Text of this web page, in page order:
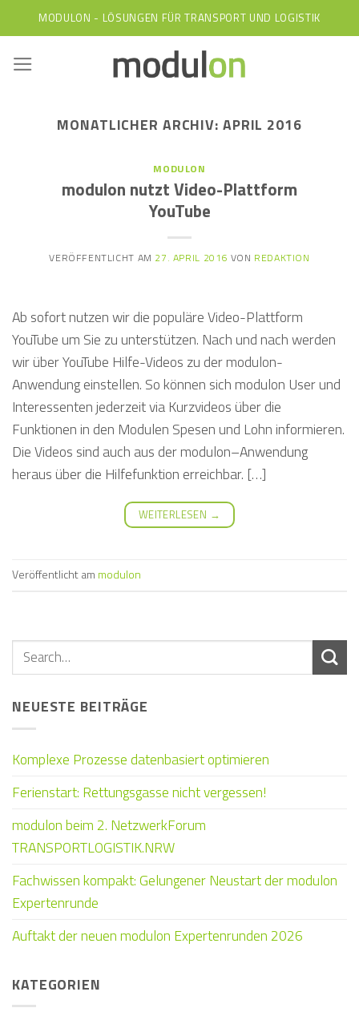
to
content
MODULON - LÖSUNGEN FÜR TRANSPORT UND LOGISTIK
MONATLICHER ARCHIV: APRIL 2016
MODULON
modulon nutzt Video-Plattform
YouTube
VERÖFFENTLICHT AM 27. APRIL 2016 VON REDAKTION
Ab sofort nutzen wir die populäre Video-Plattform
YouTube um Sie zu unterstützen. Nach und nach werden
wir über YouTube Hilfe-Videos zu der modulon-
Anwendung einstellen. So können sich modulon User und
Interessenten jederzeit via Kurzvideos über die
Funktionen in den Modulen Spesen und Lohn informieren.
Die Videos sind auch aus der modulon–Anwendung
heraus über die Hilfefunktion erreichbar. […]
WEITERLESEN →
Veröffentlicht am modulon
NEUESTE BEITRÄGE
Komplexe Prozesse datenbasiert optimieren
Ferienstart: Rettungsgasse nicht vergessen!
modulon beim 2. NetzwerkForum
TRANSPORTLOGISTIK.NRW
Fachwissen kompakt: Gelungener Neustart der modulon
Expertenrunde
Auftakt der neuen modulon Expertenrunden 2026
KATEGORIEN